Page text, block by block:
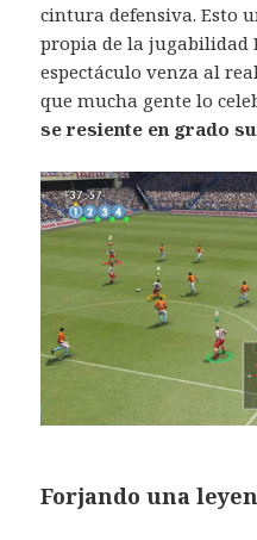
cintura defensiva. Esto
propia de la jugabilidad
espectáculo venza al
que mucha gente lo
se resiente en grado
Forjando una